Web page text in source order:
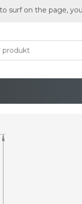
surf on the page,